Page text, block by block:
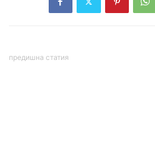
предишна статия